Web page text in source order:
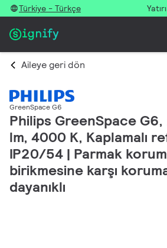
Türkiye - Türkçe
Aileye geri dön
GreenSpace G6
Philips GreenSpace
lm, 4000 K, Kaplamalı
IP20/54 | Parmak
birikmesine karşı
dayanıklı